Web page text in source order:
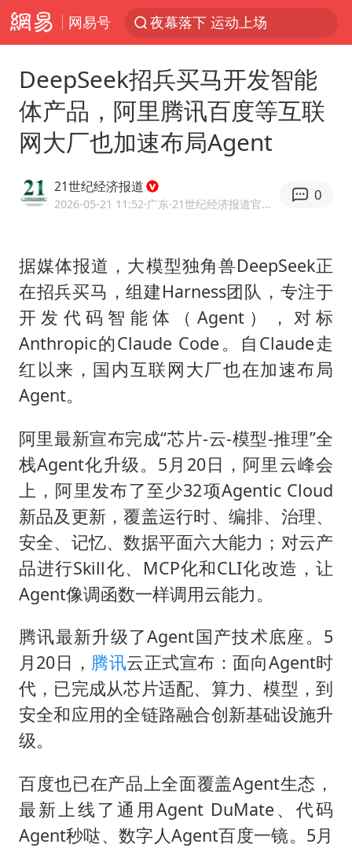
网易号
夜幕落下 运动上场
Meta被判支付5.67亿美元
1岁宝宝碰坏纸巾盒 宝妈被索赔924元
台风白海豚逼近 暴雨大暴雨来袭
公司“上四休三”但要降薪1000元
47岁妈妈突然产女 26岁女儿：很震惊
OpenAI为免费用户升级GPT-5.6 Luna
“中国蔬菜之乡”最高温达41.8℃
段绚竞因公牺牲 年仅44岁
27岁女子成组织卖淫集团主犯被通缉
97岁英国奶奶飞上天再破吉尼斯纪录
女子开一天一夜空调后二氧化碳中毒
奋进开新局 实干挑大梁
DeepSeek招兵买马开发智能
体产品，阿里腾讯百度等互联
网大厂也加速布局Agent
21世纪经济报道
2026-05-21 11:52·广东 ·21世纪经济报道官方账号
0
据媒体报道，大模型独角兽DeepSeek正
在招兵买马，组建Harness团队，专注于
开发代码智能体（Agent），对标
Anthropic的Claude Code。自Claude走
红以来，国内互联网大厂也在加速布局
Agent。
阿里最新宣布完成“芯片-云-模型-推理”全
栈Agent化升级。5月20日，阿里云峰会
上，阿里发布了至少32项Agentic Cloud
新品及更新，覆盖运行时、编排、治理、
安全、记忆、数据平面六大能力；对云产
品进行Skill化、MCP化和CLI化改造，让
Agent像调函数一样调用云能力。
腾讯最新升级了Agent国产技术底座。5
月20日， 腾讯云正式宣布：面向Agent时
代，已完成从芯片适配、算力、模型，到
安全和应用的全链路融合创新基础设施升
级。
百度也已在产品上全面覆盖Agent生态，
最新上线了通用Agent DuMate、代码
Agent秒哒、数字人Agent百度一镜。5月